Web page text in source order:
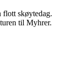
flott skøytedag.
til Myhrer.